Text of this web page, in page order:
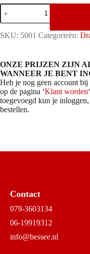
Coca-
Cola
blikjes
NL
SKU: 5001 Categorieën:
ONZE PRIJZEN ZIJN
WANNEER JE BENT
Heb je nog geen account
op de pagina ‘Klant worden
toegevoegd kun je
bestellen.
Contact
079-3603134
06-19919312
info@bessee.nl